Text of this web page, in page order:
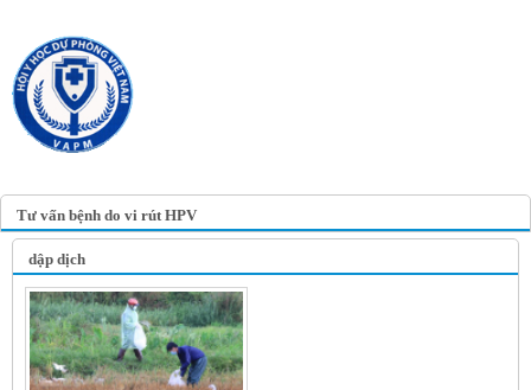
Tư vấn bệnh do vi rút HPV
dập dịch